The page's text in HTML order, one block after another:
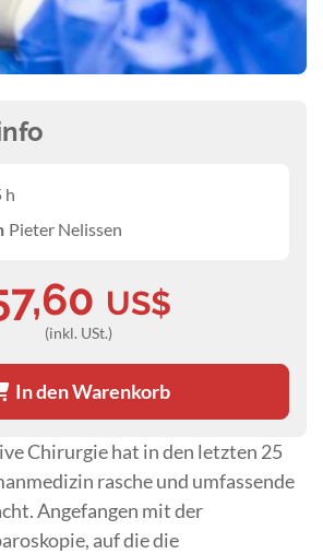
Chirurgie hat in den letzten 25
rasche und umfassende
Angefangen mit der
auf die die
h
Pieter Nelissen
US$
(inkl. USt.)
In den Warenkorb